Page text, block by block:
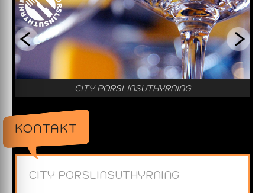
CITY PORSLINSUTHYRNING
KONTAKT
CITY PORSLINSUTHYRNING